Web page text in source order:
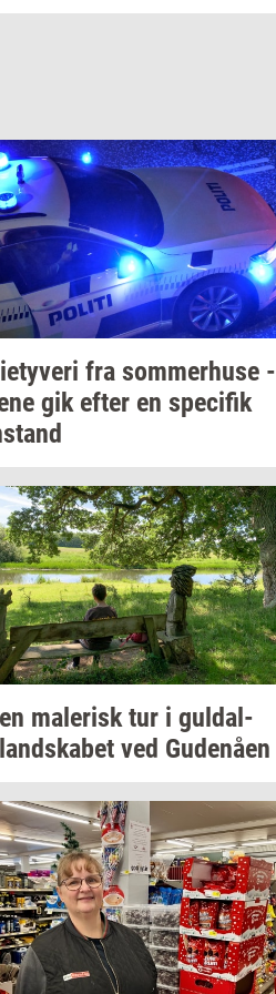
fra som­mer­hu­se -
gik efter en spe­ci­fik
ma­le­risktur i gul­dal­
ved Gu­denå­en